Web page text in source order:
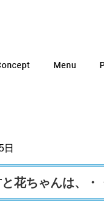
日
花ちゃんは、・